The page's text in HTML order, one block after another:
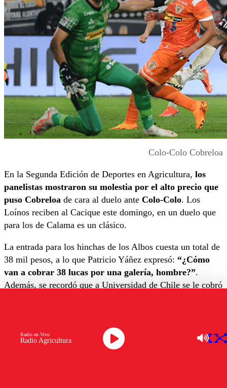
Colo-Colo Cobreloa
En la Segunda Edición de Deportes en Agricultura, los
panelistas mostraron su molestia por el alto precio que
puso Cobreloa de cara al duelo ante Colo-Colo. Los
Loínos reciben al Cacique este domingo, en un duelo que
para los de Calama es un clásico.
La entrada para los hinchas de los Albos cuesta un total de
38 mil pesos, a lo que Patricio Yáñez expresó: “¿Cómo
van a cobrar 38 lucas por una galería, hombre?”.
Además, se recordó que a Universidad de Chile se le cobró
que lo padecen la U y Colo-Colo, y eso es simplemente
por abuso. El año pasado, el Cacique fue a una Copa Chile
Radio Agricultura
Radio en Vivo